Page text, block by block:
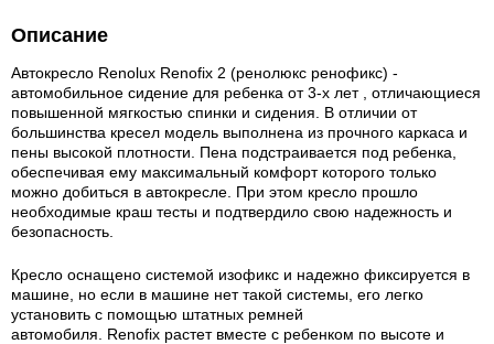
Описание
Автокресло Renolux Renofix 2 (ренолюкс ренофикс) -
автомобильное сидение для ребенка от 3-х лет , отличающиеся
повышенной мягкостью спинки и сидения. В отличии от
большинства кресел модель выполнена из прочного каркаса и
пены высокой плотности. Пена подстраивается под ребенка,
обеспечивая ему максимальный комфорт которого только
можно добиться в автокресле. При этом кресло прошло
необходимые краш тесты и подтвердило свою надежность и
безопасность.
Кресло оснащено системой изофикс и надежно фиксируется в
машине, но если в машине нет такой системы, его легко
установить с помощью штатных ремней
автомобиля. Renofix растет вместе с ребенком по высоте и